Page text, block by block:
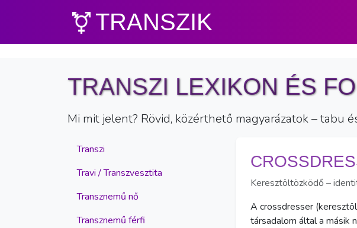
TRANSZIK
TRANSZI LEXIKON ÉS
Mi mit jelent? Rövid, közérthető magyarázatok – tabu
Transzi
Travi / Transzvesztita
Transznemű nő
Transznemű férfi
Keresztöltözködő –
A crossdresser
társadalom által a